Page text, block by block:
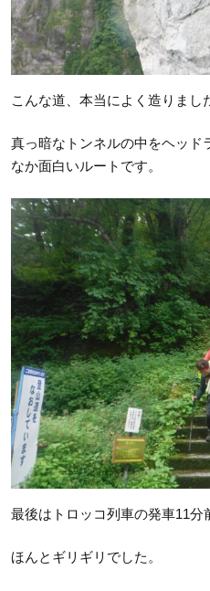
こんな道、本当によく造りまし
真っ暗なトンネルの中をヘッド
なか面白いルートです。
最後はトロッコ列車の発車11分
ほんとギリギリでした。